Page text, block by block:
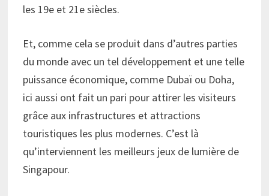
les 19e et 21e siècles.
Et, comme cela se produit dans d’autres parties
du monde avec un tel développement et une telle
puissance économique, comme Dubaï ou Doha,
ici aussi ont fait un pari pour attirer les visiteurs
grâce aux infrastructures et attractions
touristiques les plus modernes. C’est là
qu’interviennent les meilleurs jeux de lumière de
Singapour.